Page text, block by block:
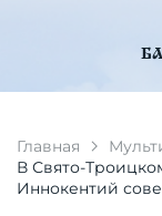
Главная
В Свято-
Иннокентий